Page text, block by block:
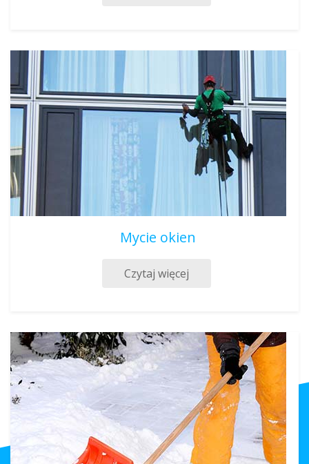
Mycie okien
Czytaj więcej